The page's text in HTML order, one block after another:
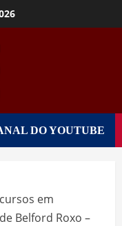
DO YOUTUBE
em
Belford Roxo –